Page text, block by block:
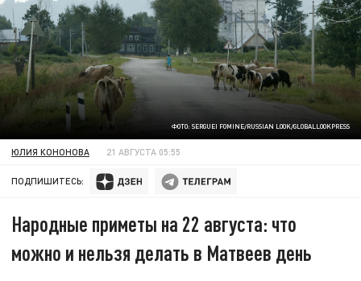
ФОТО: SERGUEI FOMINE/RUSSIAN LOOK/GLOBALLOOKPRESS
ЮЛИЯ КОНОНОВА 21 АВГУСТА 05:55
ПОДПИШИТЕСЬ:
Народные приметы на 22 августа: что
можно и нельзя делать в Матвеев день